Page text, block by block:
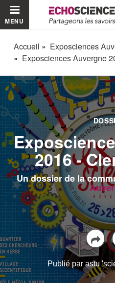
MENU
Accueil Exposciences
Exposciences Auvergne
2016 -
Un dossier de la
Publié par astu